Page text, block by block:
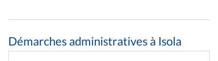
Démarches administratives à Isola